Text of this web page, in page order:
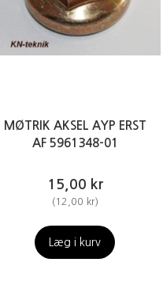
MØTRIK AKSEL AYP ERST
AF 5961348-01
15,00 kr
( 12,00 kr)
Læg i kurv